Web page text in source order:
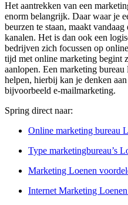
Het aantrekken van een
enorm belangrijk. Daar waar je
beurzen te staan, maakt
kanalen. Het is dan ook een
bedrijven zich focussen op
tijd met online marketing begint
aanlopen. Een marketing
helpen, hierbij kan je denken
bijvoorbeeld e-mailmarketing.
Spring direct naar:
Online marketing bureau
Type marketingbureau’s
Marketing Loenen
Internet Marketing